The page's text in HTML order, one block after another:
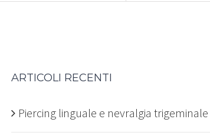
ARTICOLI RECENTI
Piercing linguale e nevralgia trigeminale